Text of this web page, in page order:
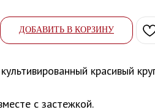
ДОБАВИТЬ В КОРЗИНУ
красивый
с застежкой.